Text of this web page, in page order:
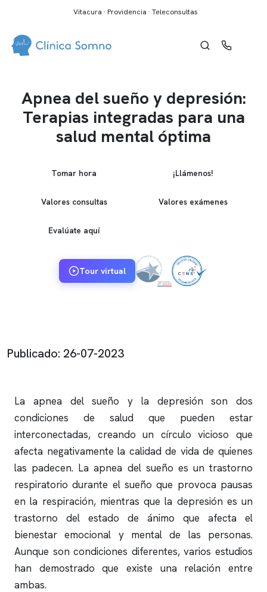
Vitacura · Providencia · Teleconsultas
Apnea del sueño y depresión:
Terapias integradas para una
salud mental óptima
Tomar hora ¡Llámenos!
Valores consultas Valores exámenes
Evalúate aquí
Tour virtual
Publicado: 26-07-2023
La apnea del sueño y la depresión son dos
condiciones de salud que pueden estar
interconectadas, creando un círculo vicioso que
afecta negativamente la calidad de vida de quienes
las padecen. Laapnea del sueño es un trastorno
respiratorio durante el sueño que provoca pausas
en la respiración, mientras que la depresión es un
trastorno del estado de ánimo que afecta el
bienestar emocional y mental de las personas.
Aunque son condiciones diferentes, varios estudios
han demostrado que existe una relación entre
ambas.